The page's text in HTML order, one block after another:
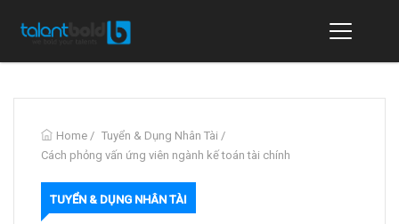
Home / Tuyển & Dụng Nhân Tài /
Cách phỏng vấn ứng viên ngành kế toán tài chính
TUYỂN & DỤNG NHÂN TÀI